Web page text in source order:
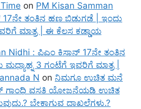
on PM Kisan Samman
ತಂತಿನ ಹಣ ಬಿಡುಗಡೆ | ಇಂದು
ಮಾತ್ರ | ಈ ಕೆಲಸ ಕಡ್ಡಾಯ
Nidhi : ಪಿಎಂ ಕಿಸಾನ್ 17ನೇ ತಂತಿನ
3 ಗಂಟೆಗೆ ಇವರಿಗೆ ಮಾತ್ರ |
N on ನಿಮಗೂ ಉಚಿತ ಮನೆ
ಗಾಂಧಿ ವಸತಿ ಯೋಜನೆಯಡಿ ಉಚಿತ
ಬೇಕಾಗುವ ದಾಖಲೆಗಳು.?